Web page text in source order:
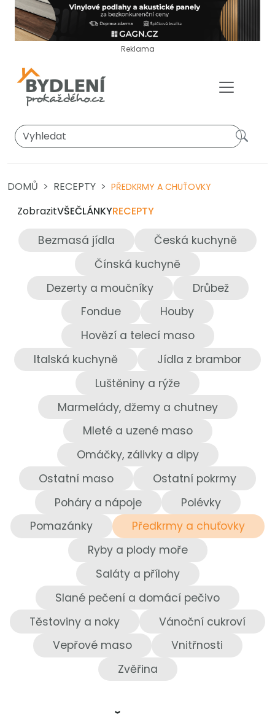
Reklama
DOMŮ RECEPTY PŘEDKRMY A CHUŤOVKY
ZobrazitVŠEČLÁNKYRECEPTY
Bezmasá jídla
Česká kuchyně
Čínská kuchyně
Dezerty a moučníky
Drůbež
Fondue
Houby
Hovězí a telecí maso
Italská kuchyně
Jídla z brambor
Luštěniny a rýže
Marmelády, džemy a chutney
Mleté a uzené maso
Omáčky, zálivky a dipy
Ostatní maso
Ostatní pokrmy
Poháry a nápoje
Polévky
Pomazánky
Předkrmy a chuťovky
Ryby a plody moře
Saláty a přílohy
Slané pečení a domácí pečivo
Těstoviny a noky
Vánoční cukroví
Vepřové maso
Vnitřnosti
Zvěřina